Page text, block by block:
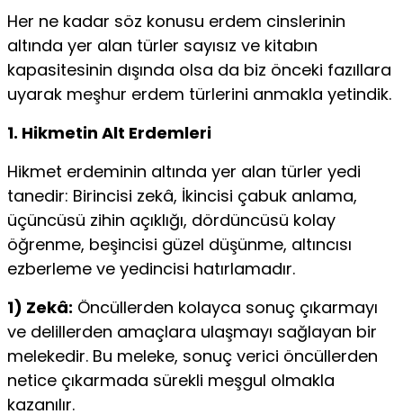
Her ne kadar söz konusu erdem cinslerinin
altında yer alan türler sayısız ve kitabın
kapasitesinin dışında olsa da biz önceki fazıllara
uyarak meşhur erdem türlerini anmakla ye­tindik.
1. Hikmetin Alt Erdemleri
Hikmet erdeminin altında yer alan türler yedi
tanedir: Birincisi zekâ, İkincisi çabuk anlama,
üçüncüsü zihin açıklı­ğı, dördüncüsü kolay
öğrenme, beşincisi güzel düşünme, altıncısı
ezberleme ve yedincisi hatırlamadır.
1) Zekâ: Öncüllerden kolayca sonuç çıkarmayı
ve delil­lerden amaçlara ulaşmayı sağlayan bir
melekedir. Bu mele­ke, sonuç verici öncüllerden
netice çıkarmada sürekli meş­gul olmakla
kazanılır.